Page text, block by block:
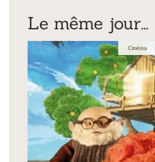
Le même jour...
Cinéma